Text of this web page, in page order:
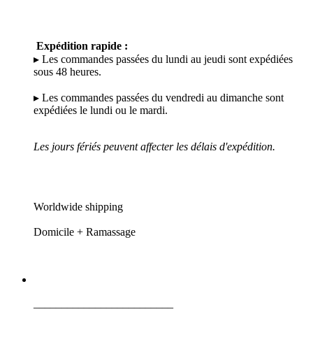
Expédition rapide :
▸ Les commandes passées du lundi au jeudi sont expédiées
sous 48 heures.
▸ Les commandes passées du vendredi au dimanche sont
expédiées le lundi ou le mardi.
Les jours fériés peuvent affecter les délais d'expédition.
Worldwide shipping
Domicile + Ramassage